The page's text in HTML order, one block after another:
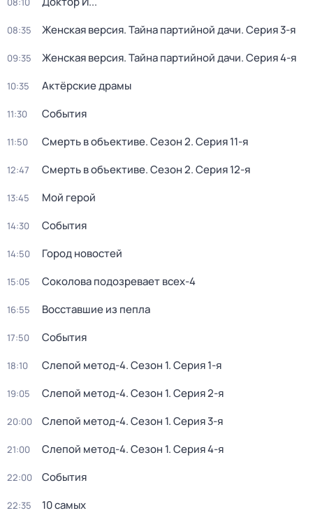
08:35 Женская версия. Тайна партийной дачи. Серия 3-я
09:35 Женская версия. Тайна партийной дачи. Серия 4-я
10:35 Актёрские драмы
11:30 События
11:50 Смерть в объективе. Сезон 2. Серия 11-я
12:47 Смерть в объективе. Сезон 2. Серия 12-я
13:45 Мой герой
14:30 События
14:50 Город новостей
15:05 Соколова подозревает всех-4
16:55 Восставшие из пепла
17:50 События
18:10 Слепой метод-4. Сезон 1. Серия 1-я
19:05 Слепой метод-4. Сезон 1. Серия 2-я
20:00 Слепой метод-4. Сезон 1. Серия 3-я
21:00 Слепой метод-4. Сезон 1. Серия 4-я
22:00 События
22:35 10 самых